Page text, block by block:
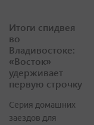
Итоги спидвея
во
Владивостоке:
«Восток»
удерживает
первую строчку
Серия домашних
заездов для